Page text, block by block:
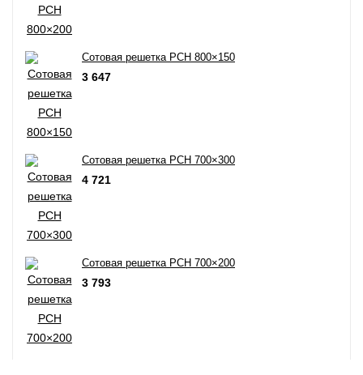
Сотовая решетка РСН 800×150
3 647
Сотовая решетка РСН 700×300
4 721
Сотовая решетка РСН 700×200
3 793